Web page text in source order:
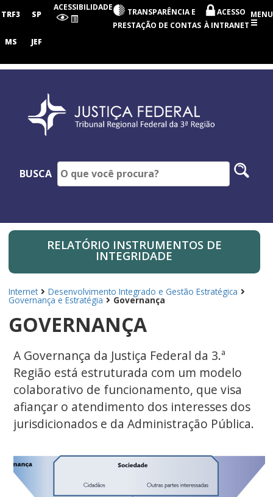
Regional
3ª
TRF3 SP
MS JEF
ACESSIBILIDADE
TRANSPARÊNCIA E
PRESTAÇÃO DE CONTAS
ACESSO
À INTRANET
MENU
BUSCA
Internet Desenvolvimento Integrado e Gestão Estratégica
Governança e Estratégia Governança
GOVERNANÇA
RELATÓRIO INSTRUMENTOS DE
INTEGRIDADE
A Governança da Justiça Federal da 3.ª
Região está estruturada com um modelo
colaborativo de funcionamento, que visa
afiançar o atendimento dos interesses dos
jurisdicionados e da Administração Pública.